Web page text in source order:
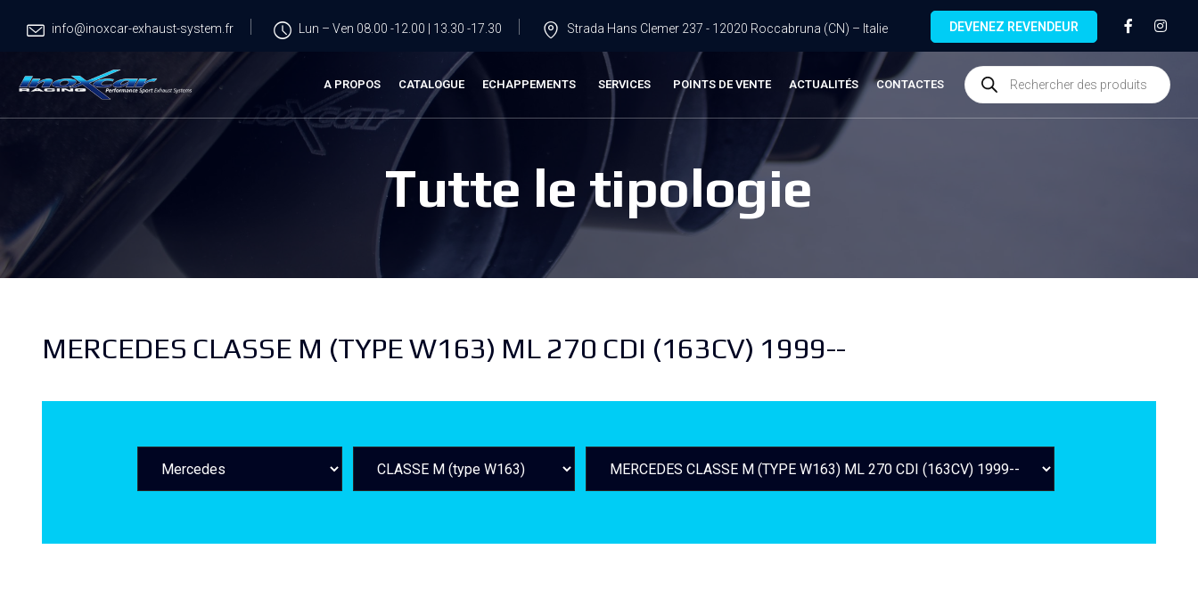
info@inoxcar-exhaust-system.fr Lun – Ven 08.00 -12.00 | 13.30 -17.30 Strada Hans Clemer 237 - 12020 Roccabruna (CN) – Italie DEVENEZ REVENDEUR
A PROPOS CATALOGUE ECHAPPEMENTS SERVICES POINTS DE VENTE ACTUALITÉS CONTACTES
Tutte le tipologie
MERCEDES CLASSE M (TYPE W163) ML 270 CDI (163CV) 1999--